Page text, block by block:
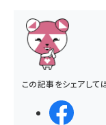
この記事をシェアして